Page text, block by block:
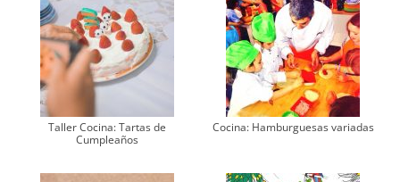
Taller Cocina: Tartas de
Cumpleaños
Cocina: Hamburguesas variadas